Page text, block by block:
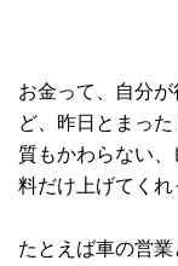
お金って、自分
ど、昨日とまっ
質もかわらない
料だけ上げてくれ
たとえば車の営